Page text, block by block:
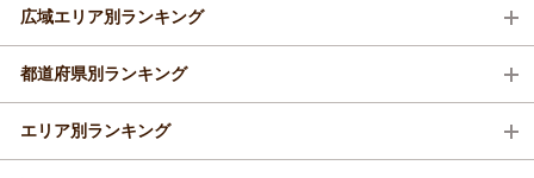
広域エリア別ランキング
都道府県別ランキング
エリア別ランキング